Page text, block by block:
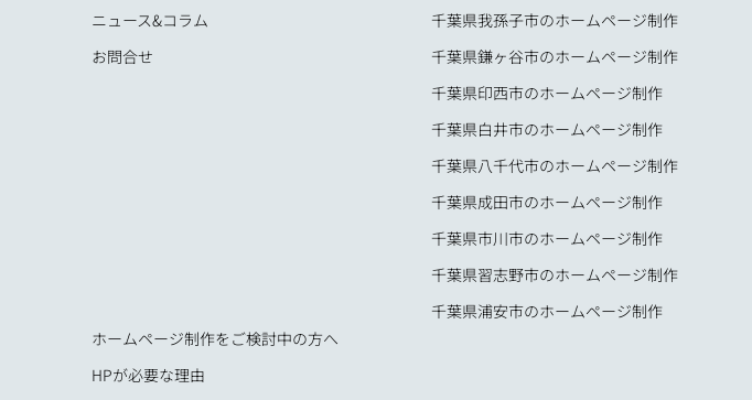
ニュース&コラム
お問合せ
千葉県我孫子市のホームページ制作
千葉県鎌ヶ谷市のホームページ制作
千葉県印西市のホームページ制作
千葉県白井市のホームページ制作
千葉県八千代市のホームページ制作
千葉県成田市のホームページ制作
千葉県市川市のホームページ制作
千葉県習志野市のホームページ制作
千葉県浦安市のホームページ制作
ホームページ制作をご検討中の方へ
HPが必要な理由